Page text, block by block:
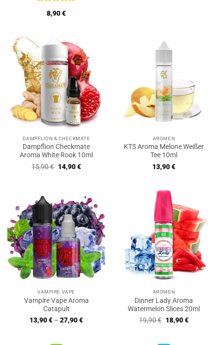
Bewertet
mit5von
8,90€
DAMPFLION & CHECKMATE
Dampflion Checkmate
Aroma White Rook 10ml
15,90€ Ursprünglicher
Preis
14,90€Aktueller
AROMEN
KTS Aroma Melone Weißer
Tee 10ml
13,90€
VAMPIRE VAPE
Vampire Vape Aroma
Catapult
13,90€ – 27,90€
AROMEN
Dinner Lady Aroma
Watermelon Slices 20ml
19,90€ Ursprünglicher
Preis
18,90€Aktueller